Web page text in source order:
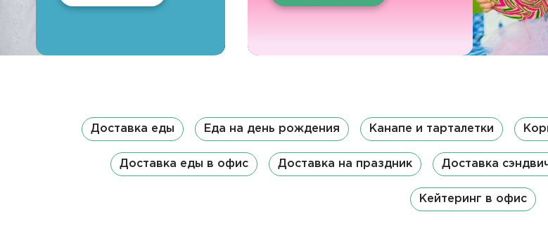
Доставка еды Еда на день рождения Канапе и тарталетки
Доставка еды в офис Доставка на праздник Доставка
Кейтеринг в офис